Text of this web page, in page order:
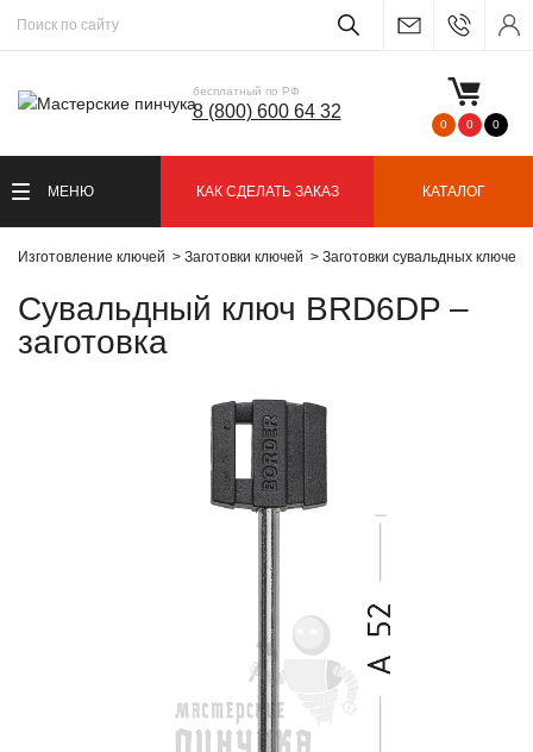
бесплатный по РФ
8 (800) 600 64 32
0 0 0
МЕНЮ КАК СДЕЛАТЬ ЗАКАЗ КАТАЛОГ
Изготовление ключей Заготовки ключей Заготовки сувальдных ключей
Сувальдный ключ BRD6DP –
заготовка